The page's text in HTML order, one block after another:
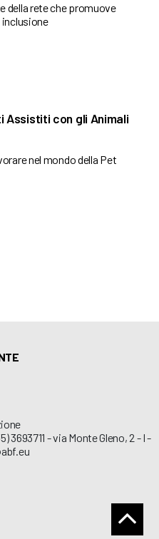
della rete che promuove
Assistiti con gli Animali
nel mondo della Pet
3693711 - via Monte Gleno, 2 - I -